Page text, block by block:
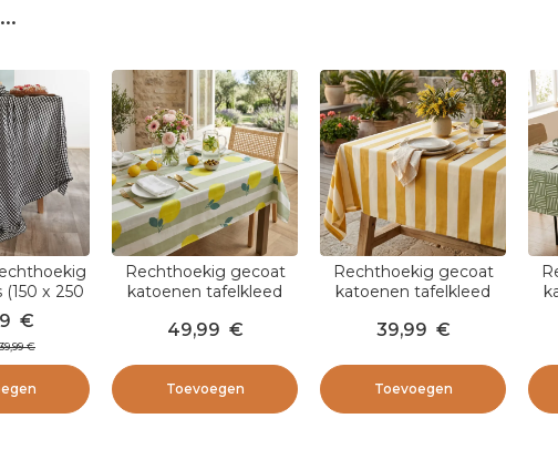
x 250
Zwart
€
39,99 €
Rechthoekig gecoat
katoenen tafelkleed
Groen
49,99 €
Toevoegen
Rechthoekig gecoat
katoenen tafelkleed
Clementine
39,99 €
Toevoegen